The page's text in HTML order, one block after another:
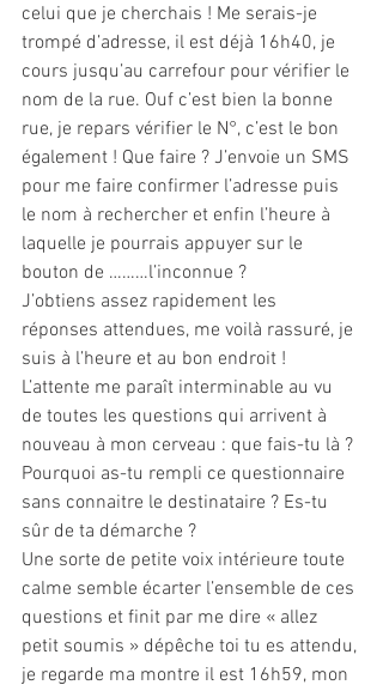
celui que je cherchais ! Me serais-je
trompé d’adresse, il est déjà 16h40, je
cours jusqu’au carrefour pour vérifier le
nom de la rue. Ouf c’est bien la bonne
rue, je repars vérifier le N°, c’est le bon
également ! Que faire ? J’envoie un SMS
pour me faire confirmer l’adresse puis
le nom à rechercher et enfin l’heure à
laquelle je pourrais appuyer sur le
bouton de ………l’inconnue ?
J’obtiens assez rapidement les
réponses attendues, me voilà rassuré, je
suis à l’heure et au bon endroit !
L’attente me paraît interminable au vu
de toutes les questions qui arrivent à
nouveau à mon cerveau : que fais-tu là ?
Pourquoi as-tu rempli ce questionnaire
sans connaitre le destinataire ? Es-tu
sûr de ta démarche ?
Une sorte de petite voix intérieure toute
calme semble écarter l’ensemble de ces
questions et finit par me dire « allez
petit soumis » dépêche toi tu es attendu,
je regarde ma montre il est 16h59, mon